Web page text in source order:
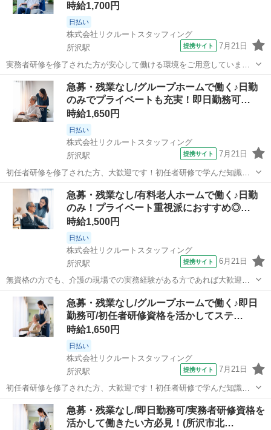
時給1,700円
日払い
株式会社リクルートスタッフィング
所沢駅
提携サイト 7月21日
実務者研修を修了された方が安心して働ける環境をご用意していま
す。培った知識や技術を活かして、さらなるスキルアップを目指しま
しょう！介護福祉士資格取得も目指しながら、現場で活躍していただ
ける方をお待ちしています！ グループホ...
埼玉 所沢市 所沢駅 介護
急募・残業なし/グループホームで働く♪日勤
のみでプライベートも充実！即日勤務可…
時給1,650円
日払い
株式会社リクルートスタッフィング
所沢駅
提携サイト 7月21日
初任者研修を修了された方、大歓迎です！初任者研修で学んだ知識を
活かしませんか？入社後は、丁寧なフォロー体制のもと、介護現場で
の経験を積み重ねて成長できる環境です。ぜひ一緒に働きましょう！
ゆったりとしたグループホーム/歩行...
埼玉 所沢市 所沢駅 介護
急募・残業なし/有料老人ホームで働く♪日勤
のみ！プライベート重視派におすすめ◎…
時給1,500円
日払い
株式会社リクルートスタッフィング
所沢駅
提携サイト 6月21日
無資格の方でも、介護の現場での実務経験がある方であれば大歓迎で
す！資格はなくても、これまでのご経験を活かして活躍していただけ
る環境を整えています。入社後もフォロー体制があるため、スキルを
さらに磨きながら安心して働けます。ご経...
埼玉 所沢市 所沢駅 介護
急募・残業なし/グループホームで働く♪即日
勤務可/初任者研修資格を活かしてステ…
時給1,650円
日払い
株式会社リクルートスタッフィング
所沢駅
提携サイト 7月21日
初任者研修を修了された方、大歓迎です！初任者研修で学んだ知識を
活かしませんか？入社後は、丁寧なフォロー体制のもと、介護現場で
の経験を積み重ねて成長できる環境です。ぜひ一緒に働きましょう！
グループホーム/新しいことにチャレ...
埼玉 所沢市 所沢駅 介護
急募・残業なし/即日勤務可/実務者研修資格を
活かして働きたい方必見！(所沢市北…